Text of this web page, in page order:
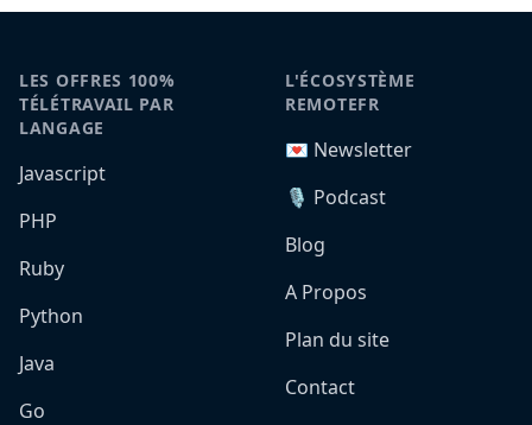
LES OFFRES 100%
TÉLÉTRAVAIL PAR
LANGAGE
Javascript
PHP
Ruby
Python
Java
Go
L'ÉCOSYSTÈME
REMOTEFR
💌 Newsletter
🎙️ Podcast
Blog
A Propos
Plan du site
Contact